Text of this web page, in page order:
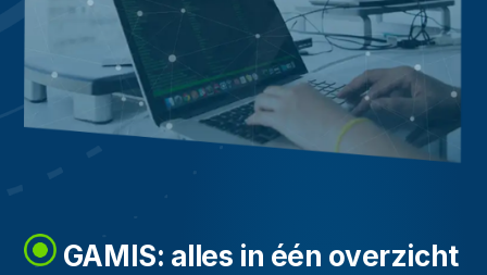
GAMIS: alles in één overzicht